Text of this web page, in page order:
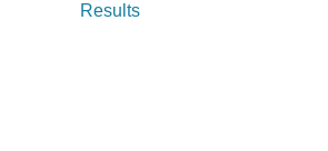
Results